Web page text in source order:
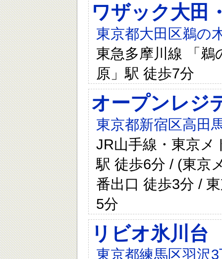
ワザック大田
東京都大田区鵜の
東急多摩川線 「鵜
原」駅 徒歩7分
オープンレジ
東京都新宿区高田
JR山手線・東京メ
駅 徒歩6分 / (東京
番出口 徒歩3分 /
5分
リビオ氷川台
東京都練馬区羽沢